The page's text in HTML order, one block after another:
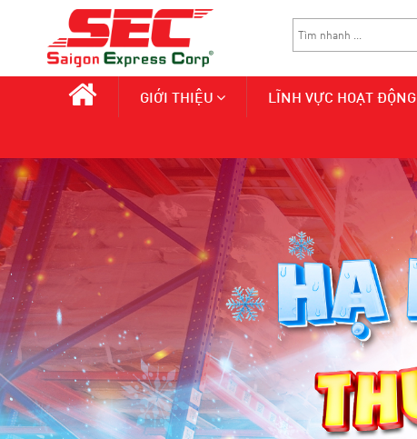
GIỚI THIỆU LĨNH VỰC HOẠT ĐỘNG